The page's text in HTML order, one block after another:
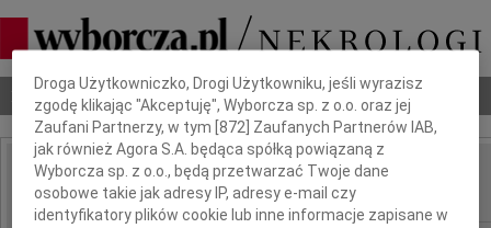
Nekrologi Odeszli Poradnik pogrzebowy
IMIĘ I NAZWISKO: Michał Kroczak
Dbamy o Twoją prywatność
Droga Użytkowniczko, Drogi Użytkowniku, jeśli wyrazisz
zgodę klikając "Akceptuję", Wyborcza sp. z o.o. oraz jej
Zaufani Partnerzy, w tym [872 ] Zaufanych Partnerów IAB,
jak również Agora S.A. będąca spółką powiązaną z
Wyborcza sp. z o.o., będą przetwarzać Twoje dane
osobowe takie jak adresy IP, adresy e-mail czy
identyfikatory plików cookie lub inne informacje zapisane w